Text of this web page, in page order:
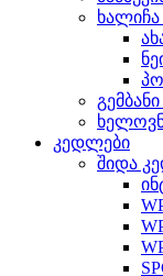
კედლები
შიდა